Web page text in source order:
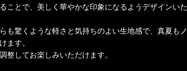
ことで、美しく華やかな印象になるようデザインいた
も驚くような軽さと気持ちのよい生地感で、真夏もノ
ます。
整してお楽しみいただけます。